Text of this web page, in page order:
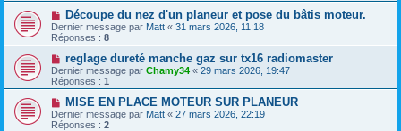
Découpe du nez d'un planeur et pose du bâtis moteur.
Dernier message par Matt « 31 mars 2026, 11:18
Réponses : 8
reglage dureté manche gaz sur tx16 radiomaster
Dernier message par Chamy34 « 29 mars 2026, 19:47
Réponses : 1
MISE EN PLACE MOTEUR SUR PLANEUR
Dernier message par Matt « 27 mars 2026, 22:19
Réponses : 2